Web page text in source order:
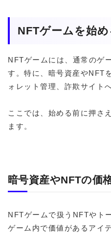
NFTゲームを始
NFTゲームには、通常のゲ
す。特に、暗号資産やNFT
ォレット管理、詐欺サイト
ここでは、始める前に押さ
ます。
暗号資産やNFTの価
NFTゲームで扱うNFTやト
ゲーム内で価値があるアイ